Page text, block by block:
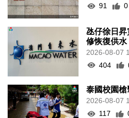
91
0
氹仔徐日
修恢復供水
2026-08-07
404
泰國校園
2026-08-07
117